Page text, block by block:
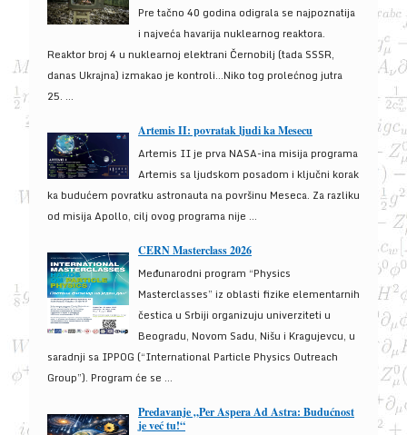
Pre tačno 40 godina odigrala se najpoznatija
i najveća havarija nuklearnog reaktora.
Reaktor broj 4 u nuklearnoj elektrani Černobilj (tada SSSR,
danas Ukrajna) izmakao je kontroli...Niko tog prolećnog jutra
25. ...
Artemis II: povratak ljudi ka Mesecu
Artemis II je prva NASA-ina misija programa
Artemis sa ljudskom posadom i ključni korak
ka budućem povratku astronauta na površinu Meseca. Za razliku
od misija Apollo, cilj ovog programa nije ...
CERN Masterclass 2026
Međunarodni program “Physics
Masterclasses” iz oblasti fizike elementarnih
čestica u Srbiji organizuju univerziteti u
Beogradu, Novom Sadu, Nišu i Kragujevcu, u
saradnji sa IPPOG (“International Particle Physics Outreach
Group”). Program će se ...
Predavanje „Per Aspera Ad Astra: Budućnost
je već tu!“